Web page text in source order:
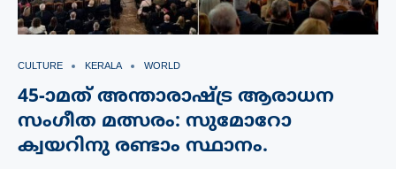
CULTURE KERALA WORLD
45-ാമത് അന്താരാഷ്ട്ര ആരാധന
സംഗീത മത്സരം: സുമോറോ
ക്വയറിനു രണ്ടാം സ്ഥാനം.